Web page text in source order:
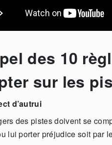
des 10
sur les
d’autrui
des pistes doivent se
lui porter préjudice soit par